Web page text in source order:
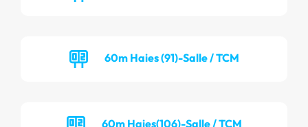
60m Haies (91)-Salle / TCM
60m Haies(106)-Salle / TCM